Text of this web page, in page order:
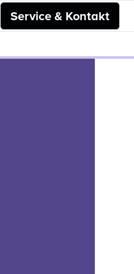
Service & Kontakt